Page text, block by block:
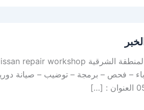
– فحص – برمجة – توضيب – صيانة